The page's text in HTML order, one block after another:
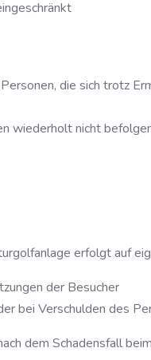
die sich trotz
wiederholt nicht
erfolgt auf
der Besucher
bei Verschulden des
dem Schadensfall